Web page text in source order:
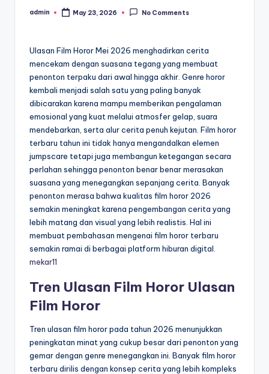
Posted
admin May 23, 2026 No Comments
Ulasan Film Horor Mei 2026 menghadirkan cerita
mencekam dengan suasana tegang yang membuat
penonton terpaku dari awal hingga akhir. Genre horor
kembali menjadi salah satu yang paling banyak
dibicarakan karena mampu memberikan pengalaman
emosional yang kuat melalui atmosfer gelap, suara
mendebarkan, serta alur cerita penuh kejutan. Film horor
terbaru tahun ini tidak hanya mengandalkan elemen
jumpscare tetapi juga membangun ketegangan secara
perlahan sehingga penonton benar benar merasakan
suasana yang menegangkan sepanjang cerita. Banyak
penonton merasa bahwa kualitas film horor 2026
semakin meningkat karena pengembangan cerita yang
lebih matang dan visual yang lebih realistis. Hal ini
membuat pembahasan mengenai film horor terbaru
semakin ramai di berbagai platform hiburan digital.
mekar11
Tren Ulasan Film Horor Ulasan
Film Horor
Tren ulasan film horor pada tahun 2026 menunjukkan
peningkatan minat yang cukup besar dari penonton yang
gemar dengan genre menegangkan ini. Banyak film horor
terbaru dirilis dengan konsep cerita yang lebih kompleks